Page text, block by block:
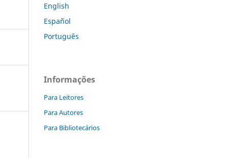
English
Español
Português
Informações
Para Leitores
Para Autores
Para Bibliotecários